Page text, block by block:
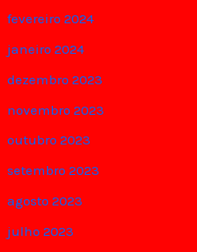
fevereiro 2024
janeiro 2024
dezembro 2023
novembro 2023
outubro 2023
setembro 2023
agosto 2023
julho 2023